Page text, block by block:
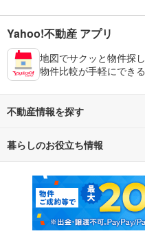
Yahoo!不動産 アプリ
地図でサクッと物件探し
物件比較が手軽にできる
不動産情報を探す
不動産・住宅
新築マンション
新築一戸建て
暮らしのお役立ち情報
マンションカタログ